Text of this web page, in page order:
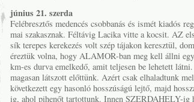
június 21. szerda
Felébresztős medencés csobbanás és ismét kiadós
mai szakasznak. Féltávig Lacika vitte a kocsit. AZ
sík terepes kerekezés volt szép tájakon keresztül,
éreztük volna, hogy ALAMOR-ban meg kell állni
km-es durva emelkedő, amit teljesen be lehetett
magasan látszott előttünk. Azért csak elhaladtunk
következett egy hasonló hosszúságú lejtő, majd
ig, ahol pihenőt tartottunk. Innen SZERDAHELY-ig